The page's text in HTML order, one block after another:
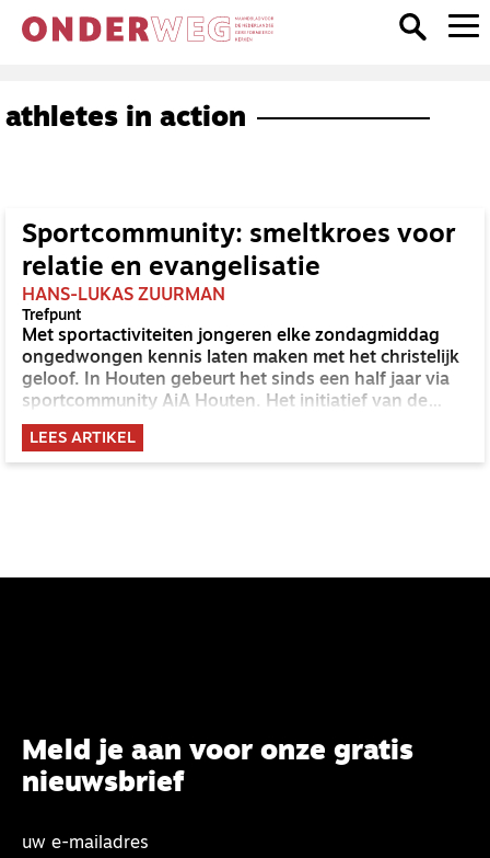
athletes in action
Sportcommunity: smeltkroes voor
relatie en evangelisatie
HANS-LUKAS ZUURMAN
Trefpunt
Met sportactiviteiten jongeren elke zondagmiddag
ongedwongen kennis laten maken met het christelijk
geloof. In Houten gebeurt het sinds een half jaar via
sportcommunity AiA Houten. Het initiatief van de
Houtense kerkgemeenschappen Het Kruispunt (GKv)
en De Lichtboog (NGK) mag zich in een groeiende
populariteit verheugen.
LEES ARTIKEL
Meld je aan voor onze gratis
nieuwsbrief
uw e-mailadres